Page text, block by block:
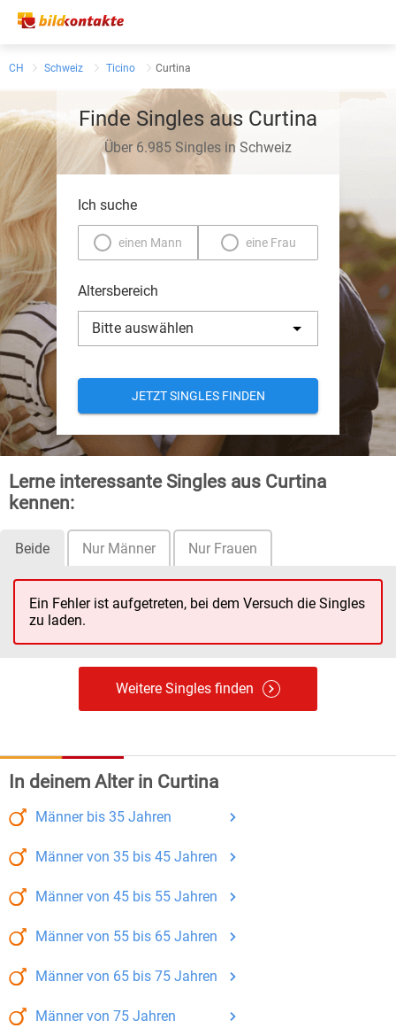
CH Schweiz Ticino Curtina
Finde Singles aus Curtina
Über 6.985 Singles in Schweiz
Ich suche
einen Mann eine Frau
Altersbereich
Bitte auswählen
JETZT SINGLES FINDEN
Lerne interessante Singles aus Curtina
kennen:
Beide Nur Männer Nur Frauen
Ein Fehler ist aufgetreten, bei dem Versuch die Singles
zu laden.
Weitere Singles finden
In deinem Alter in Curtina
Männerbis 35 Jahren
Männervon 35 bis 45 Jahren
Männervon 45 bis 55 Jahren
Männervon 55 bis 65 Jahren
Männervon 65 bis 75 Jahren
Männervon 75 Jahren